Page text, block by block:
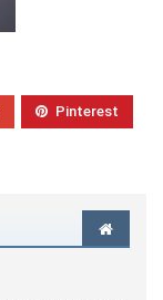
Pinterest